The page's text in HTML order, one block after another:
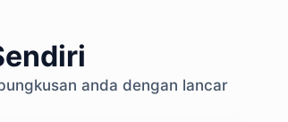
anda dengan lancar